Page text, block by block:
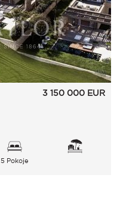
3 150 000 EUR
5 Pokoje